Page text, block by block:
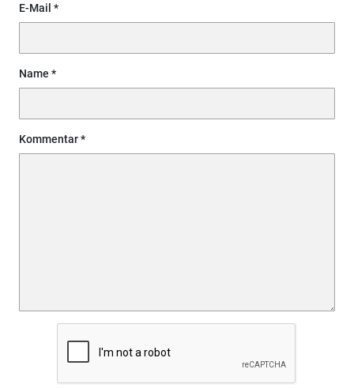
E-Mail
Name
Kommentar